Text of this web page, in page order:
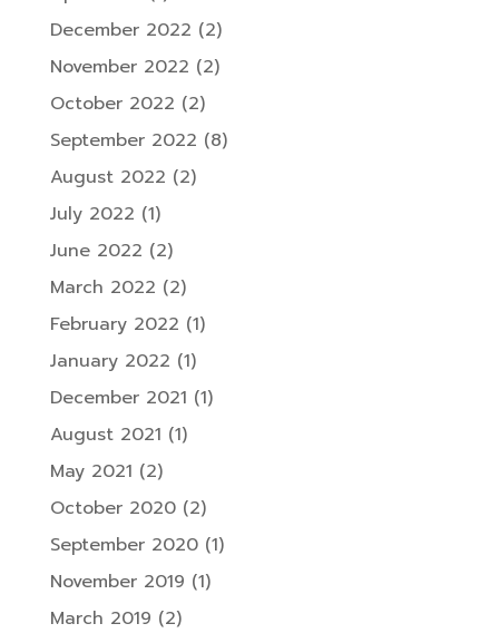
December 2022 (2)
November 2022 (2)
October 2022 (2)
September 2022 (8)
August 2022 (2)
July 2022 (1)
June 2022 (2)
March 2022 (2)
February 2022 (1)
January 2022 (1)
December 2021 (1)
August 2021 (1)
May 2021 (2)
October 2020(2)
September 2020(1)
November 2019 (1)
March 2019 (2)